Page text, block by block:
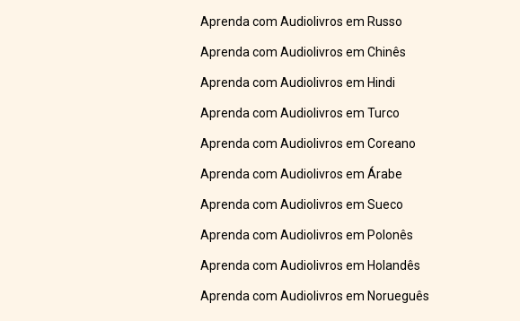
Aprenda com Audiolivros em Russo
Aprenda com Audiolivros em Chinês
Aprenda com Audiolivros em Hindi
Aprenda com Audiolivros em Turco
Aprenda com Audiolivros em Coreano
Aprenda com Audiolivros em Árabe
Aprenda com Audiolivros em Sueco
Aprenda com Audiolivros em Polonês
Aprenda com Audiolivros em Holandês
Aprenda com Audiolivros em Norueguês